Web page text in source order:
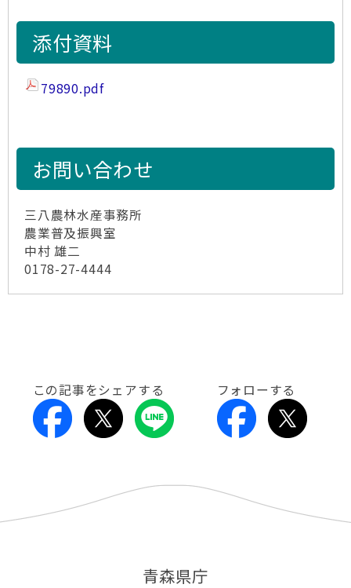
添付資料
79890.pdf
お問い合わせ
三八農林水産事務所
農業普及振興室
中村 雄二
0178-27-4444
この記事をシェアする フォローする
青森県庁